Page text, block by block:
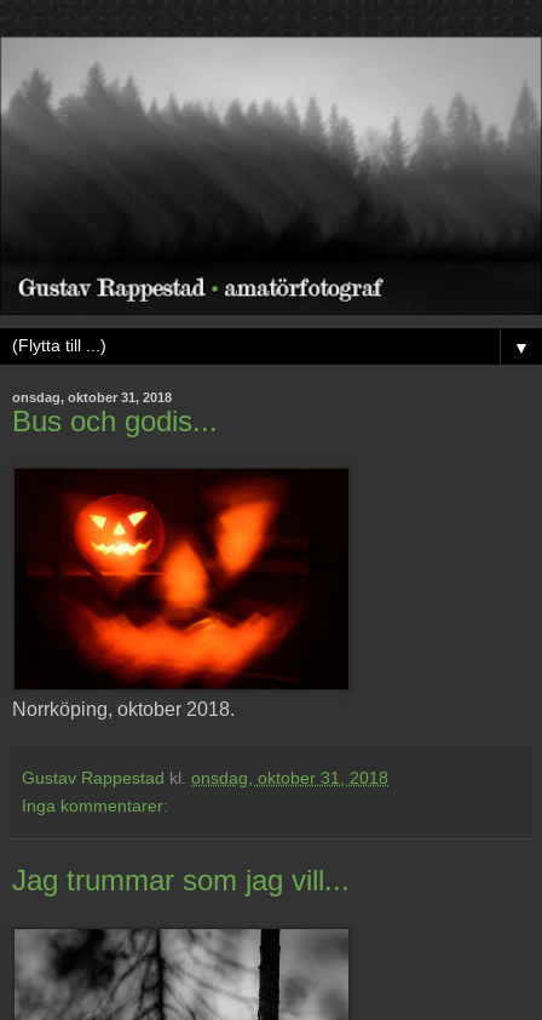
▼
onsdag, oktober 31, 2018
Bus och godis...
Norrköping, oktober 2018.
Gustav Rappestad kl. onsdag, oktober 31, 2018
Inga kommentarer:
Jag trummar som jag vill...